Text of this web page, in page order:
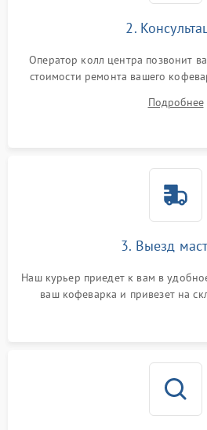
2.
Оператор колл центра позвонит
стоимости ремонта вашего
Подробнее
3. Выезд
Наш курьер приедет к вам в
ваш кофеварка и привезет на